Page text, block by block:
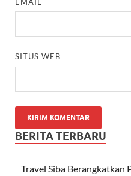
SITUS WEB
BERITA TERBARU
Travel Siba Berangkatkan